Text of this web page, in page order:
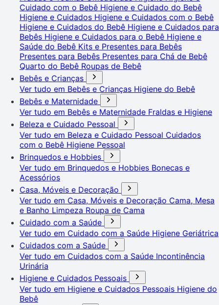
Cuidado com o Bebê Higiene e Cuidado do Bebê
Higiene e Cuidados Higiene e Cuidados com o Bebê
Higiene e Cuidados do Bebê Higiene e Cuidados para
Bebês Higiene e Cuidados para o Bebê Higiene e
Saúde do Bebê Kits e Presentes para Bebês
Presentes para Bebês Presentes para Chá de Bebê
Quarto do Bebê Roupas de Bebê
Bebês e Crianças
Ver tudo em Bebês e Crianças Higiene do Bebê
Bebês e Maternidade
Ver tudo em Bebês e Maternidade Fraldas e Higiene
Beleza e Cuidado Pessoal
Ver tudo em Beleza e Cuidado Pessoal Cuidados
com o Bebê Higiene Pessoal
Brinquedos e Hobbies
Ver tudo em Brinquedos e Hobbies Bonecas e
Acessórios
Casa, Móveis e Decoração
Ver tudo em Casa, Móveis e Decoração Cama, Mesa
e Banho Limpeza Roupa de Cama
Cuidado com a Saúde
Ver tudo em Cuidado com a Saúde Higiene Geriátrica
Cuidados com a Saúde
Ver tudo em Cuidados com a Saúde Incontinência
Urinária
Higiene e Cuidados Pessoais
Ver tudo em Higiene e Cuidados Pessoais Higiene do
Bebê